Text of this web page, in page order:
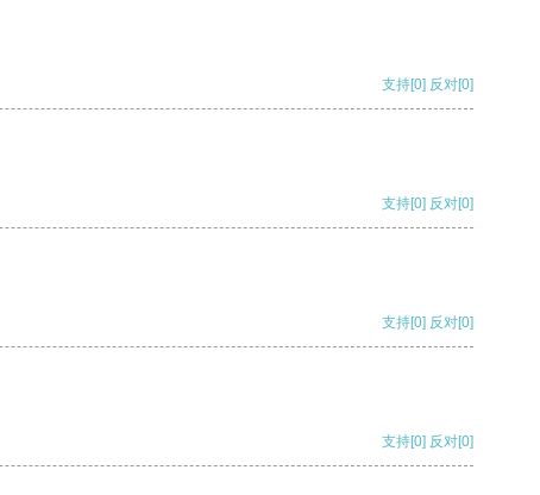
支持[0] 反对[0]
支持[0] 反对[0]
支持[0] 反对[0]
支持[0] 反对[0]